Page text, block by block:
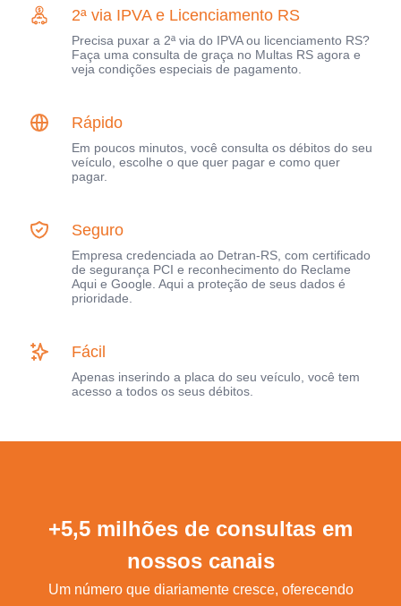
2ª via IPVA e Licenciamento RS
Precisa puxar a 2ª via do IPVA ou licenciamento RS?
Faça uma consulta de graça no Multas RS agora e
veja condições especiais de pagamento.
Rápido
Em poucos minutos, você consulta os débitos do seu
veículo, escolhe o que quer pagar e como quer
pagar.
Seguro
Empresa credenciada ao Detran-RS, com certificado
de segurança PCI e reconhecimento do Reclame
Aqui e Google. Aqui a proteção de seus dados é
prioridade.
Fácil
Apenas inserindo a placa do seu veículo, você tem
acesso a todos os seus débitos.
+5,5 milhões de consultas em
nossos canais
Um número que diariamente cresce, oferecendo